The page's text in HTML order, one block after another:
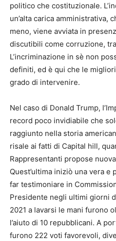
politico che costituzionale.
un’alta carica amministrativa,
meno, viene avviata in
discutibili come corruzione,
L’incriminazione in sè non
definiti, ed è qui che le
grado di intervenire.
Nel caso di Donald Trump,
record poco invidiabile che
raggiunto nella storia
risale ai fatti di Capital hill,
Rappresentanti propose
Quest’ultima iniziò una vera
far testimoniare in
Presidente negli ultimi giorni
2021 a lavarsi le mani furono
l’aiuto di 10 repubblicani. A
furono 222 voti favorevoli,